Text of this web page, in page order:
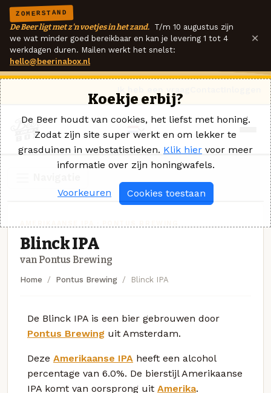
ZOMERSTAND
De Beer ligt met z'n voetjes in het zand. T/m 10 augustus zijn
we wat minder goed bereikbaar en kan je levering 1 tot 4
werkdagen duren. Mailen werkt het snelst:
hello@beerinabox.nl
×
Blinck IPA
van Pontus Brewing
Home Pontus Brewing Blinck IPA
De Blinck IPA is een bier gebrouwen door
Pontus Brewing uit Amsterdam.
Deze Amerikaanse IPA heeft een alcohol
percentage van 6.0%. De bierstijl Amerikaanse
IPA komt van oorsprong uit Amerika.
Koekje erbij?
De Beer houdt van cookies, het liefst met honing.
Zodat zijn site super werkt en om lekker te
grasduinen in webstatistieken. Klik hier voor meer
informatie over zijn honingwafels.
Voorkeuren Cookies toestaan